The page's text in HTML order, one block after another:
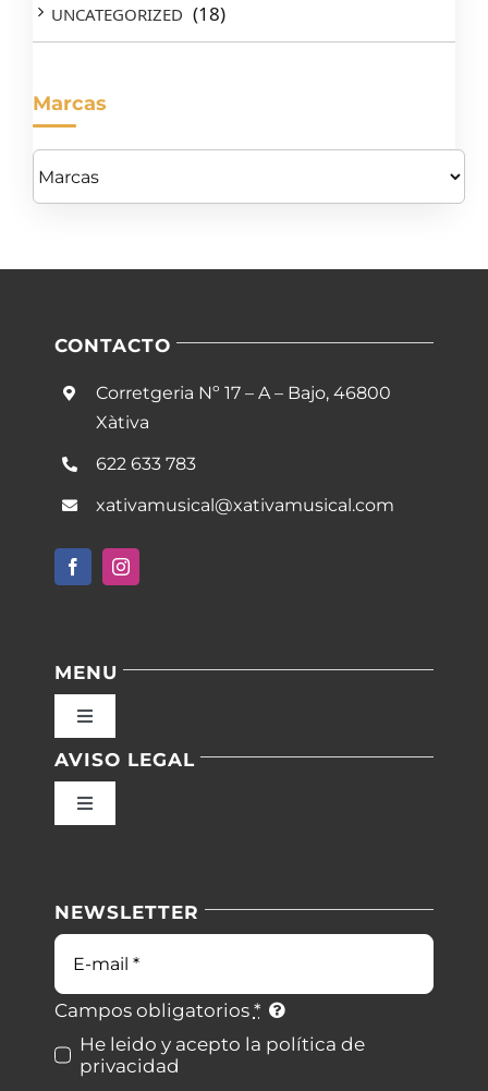
UNCATEGORIZED (18)
Marcas
CONTACTO
Corretgeria Nº 17 – A – Bajo, 46800
Xàtiva
622 633 783
xativamusical@xativamusical.com
MENU
Toggle
Inicio
Blog
Contacto
AVISO LEGAL
Toggle
Condiciones de uso
Ley de cookies
Desistimiento
NEWSLETTER
Correo
electrónico
Campos obligatorios *
He leido y acepto la política de
privacidad